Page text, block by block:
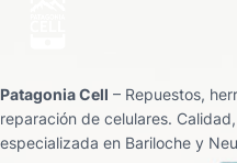
Patagonia Cell – Repuestos,
reparación de celulares.
especializada en Bariloche y